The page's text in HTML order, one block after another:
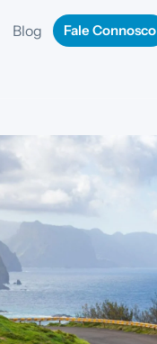
Blog Fale Connosco